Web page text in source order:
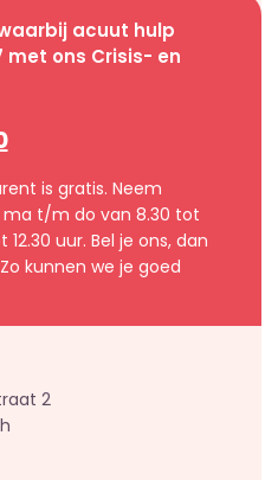
acuut hulp
met ons Crisis- en
is gratis. Neem
t/m do van 8.30 tot
uur. Bel je ons, dan
kunnen we je goed
2